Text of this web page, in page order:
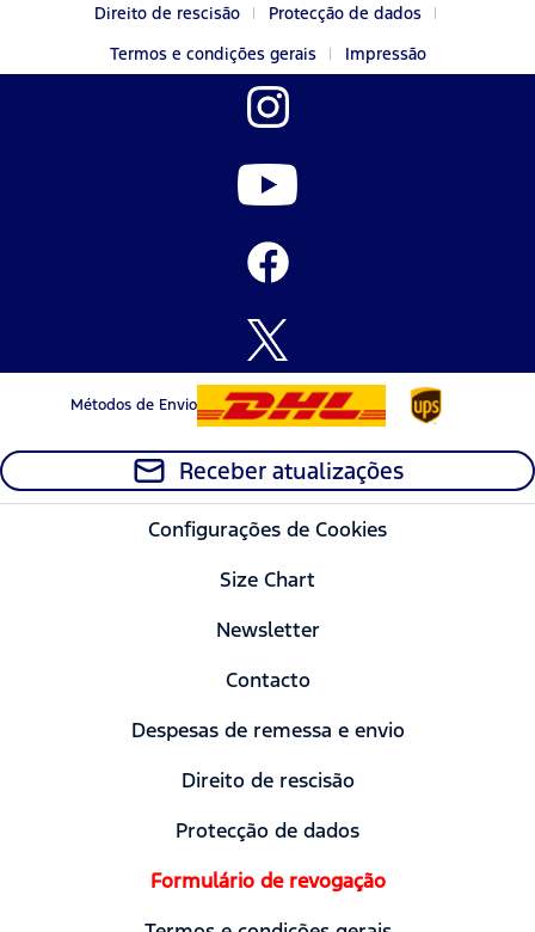
Direito de rescisão
Protecção de dados
Termos e condições gerais
Impressão
Métodos de Envio
Receber atualizações
Configurações de Cookies
Size Chart
Newsletter
Contacto
Despesas de remessa e envio
Direito de rescisão
Protecção de dados
Formulário de revogação